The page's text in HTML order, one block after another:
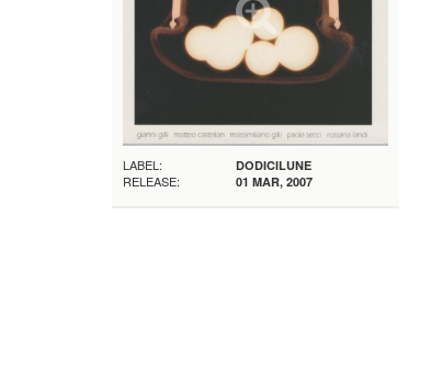
LABEL: DODICILUNE
RELEASE: 01 MAR, 2007